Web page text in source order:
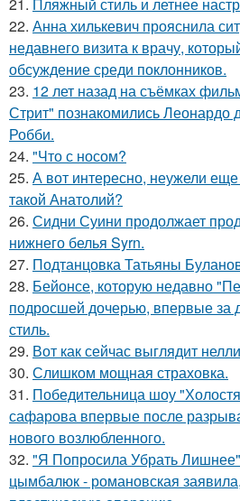
21. Пляжный стиль и летнее
22. Анна хилькевич прояснила
недавнего визита к врачу,
обсуждение среди поклонников.
23. 12 лет назад на съёмках
Стрит" познакомились Леонардо
Робби.
24. "Что с носом?
25. А вот интересно, неужели
такой Анатолий?
26. Сидни Суини продолжает
нижнего белья Syrn.
27. Подтанцовка Татьяны
28. Бейонсе, которую недавно
подросшей дочерью, впервые за
стиль.
29. Вот как сейчас выглядит
30. Слишком мощная страховка.
31. Победительница шоу
сафарова впервые после
нового возлюбленного.
32. "Я Попросила Убрать
цымбалюк - романовская